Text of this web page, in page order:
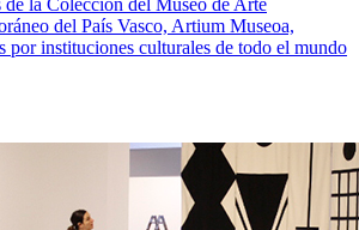
del País Vasco, Artium Museoa,
por instituciones culturales de todo el mundo